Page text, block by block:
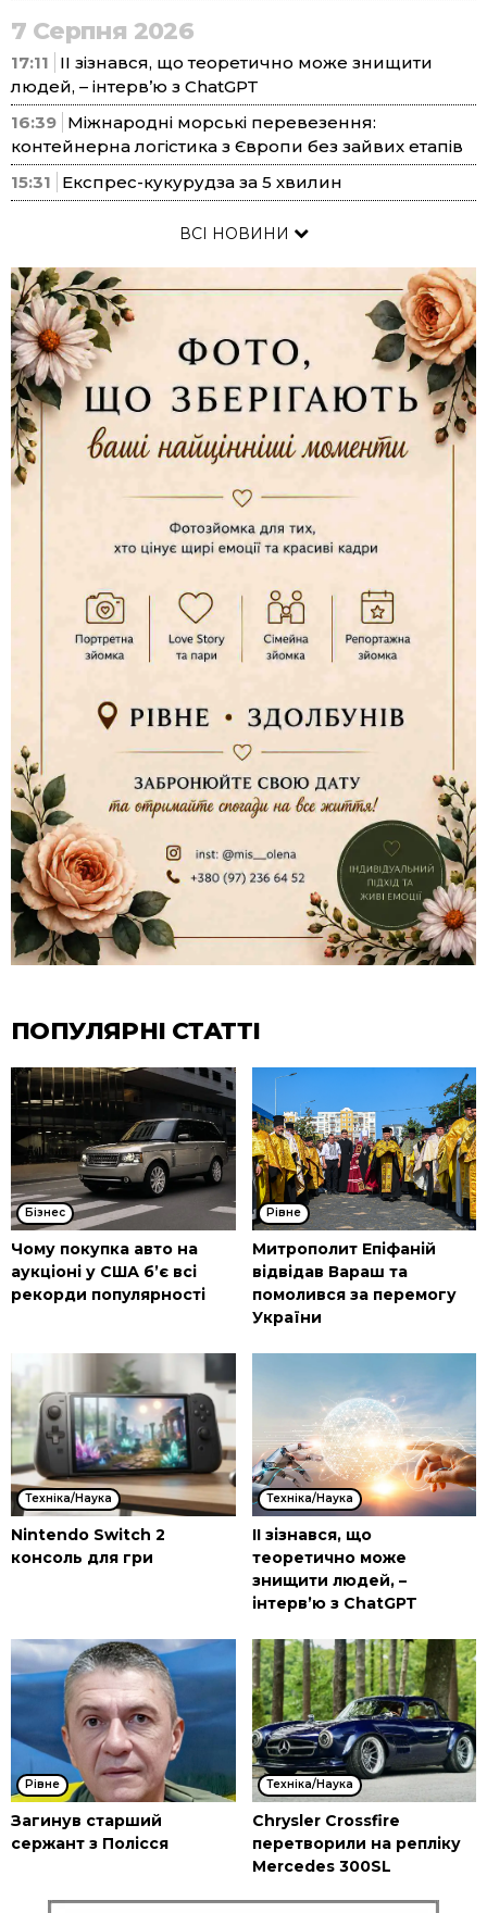
7 Серпня 2026
17:11
ІІ зізнався, що теоретично може знищити
людей, – інтерв’ю з ChatGPT
16:39 Міжнародні морські перевезення:
контейнерна логістика з Європи без зайвих етапів
15:31
Експрес-кукурудза за 5 хвилин
ВСІ НОВИНИ
ПОПУЛЯРНІ СТАТТІ
Бізнес
Чому покупка авто на
аукціоні у США б’є всі
рекорди популярності
Рівне
Митрополит Епіфаній
відвідав Вараш та
помолився за перемогу
України
Техніка/Наука
Nintendo Switch 2
консоль для гри
Техніка/Наука
ІІ зізнався, що
теоретично може
знищити людей, –
інтерв’ю з ChatGPT
Рівне
Загинув старший
сержант з Полісся
Техніка/Наука
Chrysler Crossfire
перетворили на репліку
Mercedes 300SL